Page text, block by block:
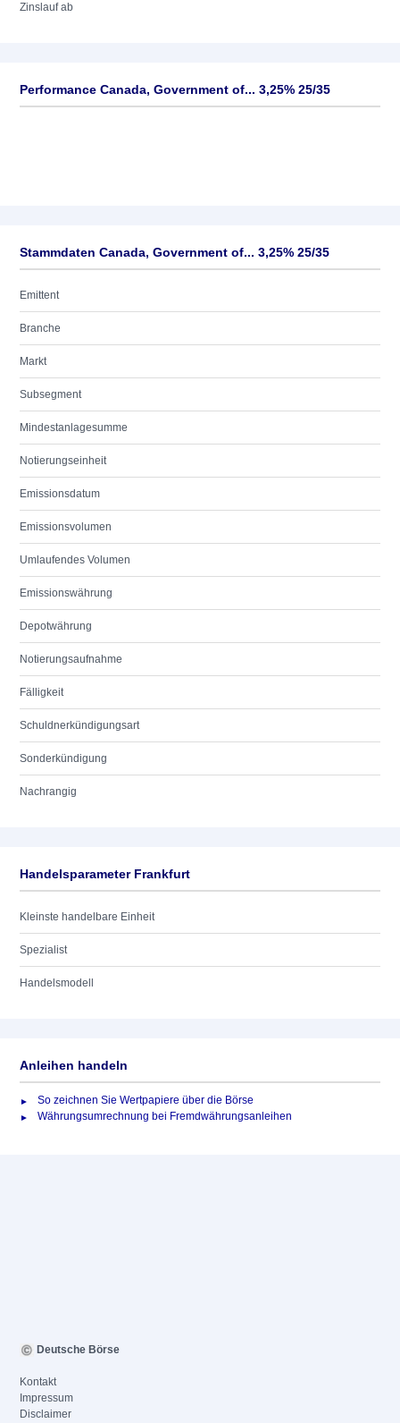
Zinslauf ab
Performance Canada, Government of... 3,25% 25/35
Stammdaten Canada, Government of... 3,25% 25/35
Emittent
Branche
Markt
Subsegment
Mindestanlagesumme
Notierungseinheit
Emissionsdatum
Emissionsvolumen
Umlaufendes Volumen
Emissionswährung
Depotwährung
Notierungsaufnahme
Fälligkeit
Schuldnerkündigungsart
Sonderkündigung
Nachrangig
Handelsparameter Frankfurt
Kleinste handelbare Einheit
Spezialist
Handelsmodell
Anleihen handeln
So zeichnen Sie Wertpapiere über die Börse
Währungsumrechnung bei Fremdwährungsanleihen
Deutsche Börse
Kontakt
Impressum
Disclaimer